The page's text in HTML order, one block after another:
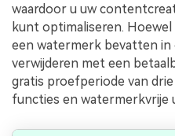
waardoor u uw
kunt optimaliseren.
een watermerk bevatten in
verwijderen met een
gratis proefperiode van
functies en watermerkvrije